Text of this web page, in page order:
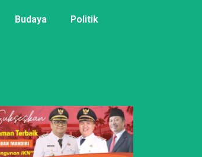
Budaya Politik